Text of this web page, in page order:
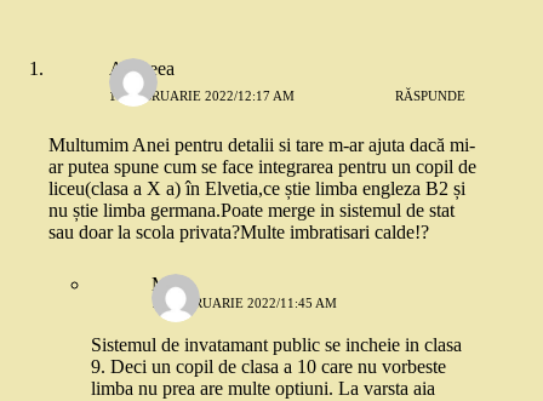
Andreea
17 FEBRUARIE 2022/12:17 AM RĂSPUNDE
Multumim Anei pentru detalii si tare m-ar ajuta dacă mi-
ar putea spune cum se face integrarea pentru un copil de
liceu(clasa a X a) în Elvetia,ce știe limba engleza B2 și
nu știe limba germana.Poate merge in sistemul de stat
sau doar la scola privata?Multe imbratisari calde!?
M
17 FEBRUARIE 2022/11:45 AM
Sistemul de invatamant public se incheie in clasa
9. Deci un copil de clasa a 10 care nu vorbeste
limba nu prea are multe optiuni. La varsta aia